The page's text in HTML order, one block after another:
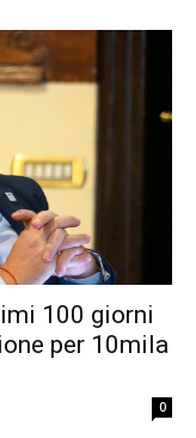
100 giorni
per 10mila
0